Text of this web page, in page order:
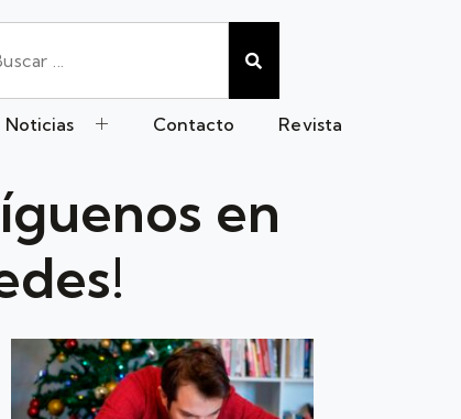
Noticias Contacto Revista
en